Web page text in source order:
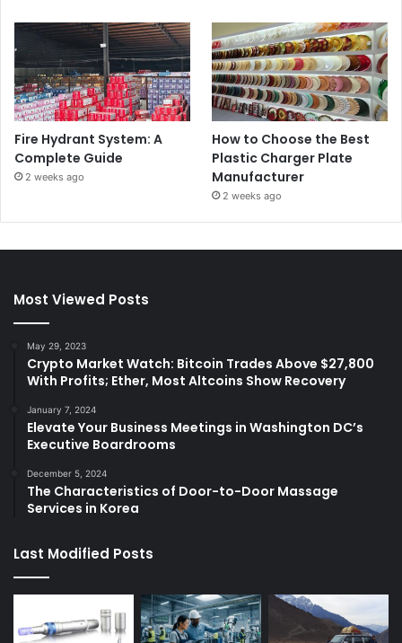
Fire Hydrant System: A
Complete Guide
2 weeks ago
How to Choose the Best
Plastic Charger Plate
Manufacturer
2 weeks ago
Most Viewed Posts
May 29, 2023
Crypto Market Watch: Bitcoin Trades Above $27,800
With Profits; Ether, Most Altcoins Show Recovery
January 7, 2024
Elevate Your Business Meetings in Washington DC’s
Executive Boardrooms
December 5, 2024
The Characteristics of Door-to-Door Massage
Services in Korea
Last Modified Posts